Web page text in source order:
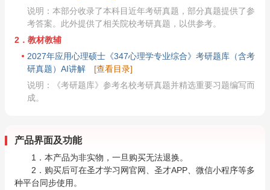
说明：本部分收录了本科目近年考研真题，部分真题提供了参
考答案。此外提供了相关院校考研真题，以供参考。
2．教材教辅
2027年应用心理硕士《347心理学专业综合》考研题库（含考
研真题）AI讲解
[查看目录]
说明：《考研题库》参考名校考研真题并精选重要习题编写而
成。
产品界面及功能
1．本产品为非实物，一旦购买无法退换。
2．购买后可在圣才学习网官网、圣才APP、微信小程序等多
种平台同步使用。